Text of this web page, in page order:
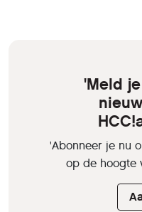
'Meld
'Abonneer je nu
op de hoogte